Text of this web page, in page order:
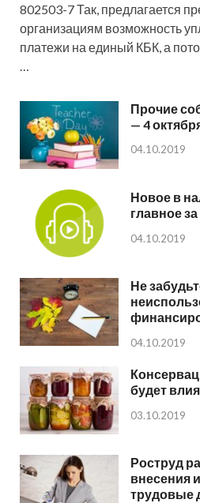
802503-7 Так, предлагается
организациям возможность
платежи на единый КБК, а
Прочие
— 4
04.10.2019
Новое в
главное
04.10.2019
Не
04.10.2019
будет
03.10.2019
Роструд
внесения
трудовые